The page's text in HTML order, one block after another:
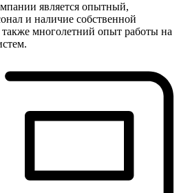
является опытный,
и наличие собственной
многолетний опыт работы на